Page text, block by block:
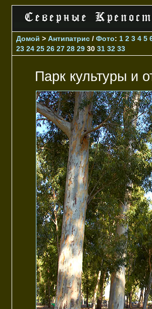
Домой > Антипатрис / Фото: 1 2 3 4 5
23 24 25 26 27 28 29 30 31 32 33
Парк культуры и